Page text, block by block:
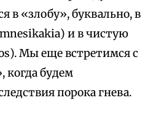
в «злобу», буквально, в
и в чистую
Мы еще встретимся с
будем
порока гнева.